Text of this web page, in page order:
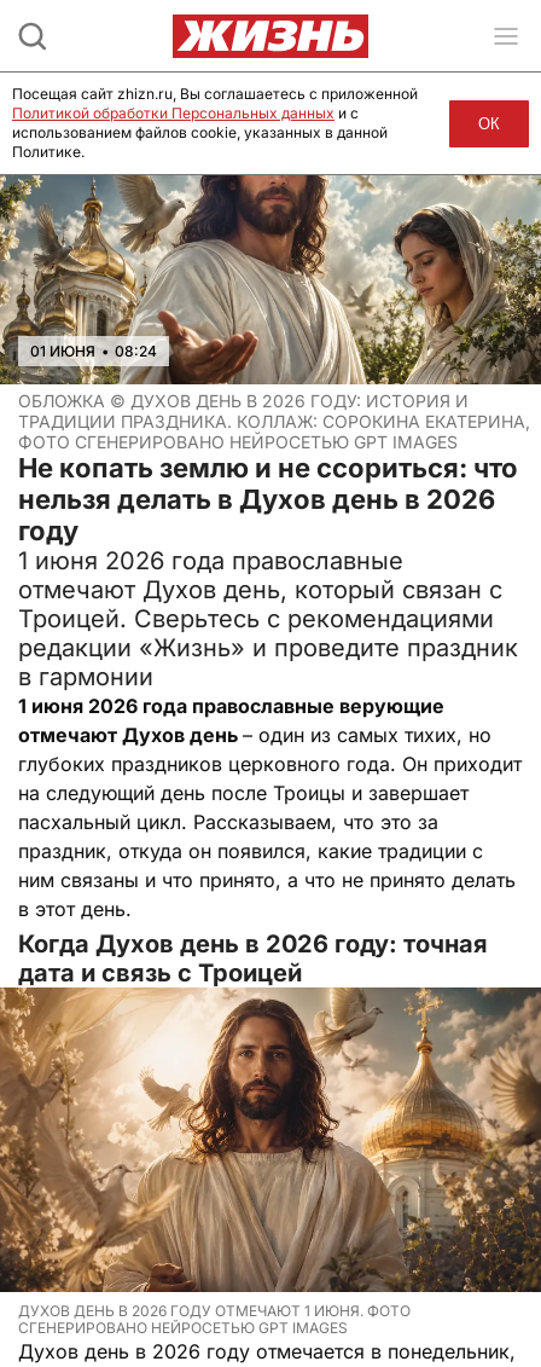
01 ИЮНЯ • 08:24
ОБЛОЖКА © ДУХОВ ДЕНЬ В 2026 ГОДУ: ИСТОРИЯ И
ТРАДИЦИИ ПРАЗДНИКА. КОЛЛАЖ: СОРОКИНА ЕКАТЕРИНА,
ФОТО СГЕНЕРИРОВАНО НЕЙРОСЕТЬЮ GPT IMAGES
Не копать землю и не ссориться: что
нельзя делать в Духов день в 2026
году
1 июня 2026 года православные
отмечают Духов день, который связан с
Троицей. Сверьтесь с рекомендациями
редакции «Жизнь» и проведите праздник
в гармонии
1 июня 2026 года православные верующие
отмечают Духов день – один из самых тихих, но
глубоких праздников церковного года. Он приходит
на следующий день после Троицы и завершает
пасхальный цикл. Рассказываем, что это за
праздник, откуда он появился, какие традиции с
ним связаны и что принято, а что не принято делать
в этот день.
Когда Духов день в 2026 году: точная
дата и связь с Троицей
ДУХОВ ДЕНЬ В 2026 ГОДУ ОТМЕЧАЮТ 1 ИЮНЯ. ФОТО
СГЕНЕРИРОВАНО НЕЙРОСЕТЬЮ GPT IMAGES
Духов день в 2026 году отмечается в понедельник,
Посещая сайт zhizn.ru, Вы соглашаетесь с приложенной
Политикой обработки Персональных данных и с
использованием файлов cookie, указанных в данной
Политике.
ОК